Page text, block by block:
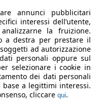
annunci pubblicitari
interessi dell’utente,
la fruizione.
a destra per prestare il
ad autorizzazione
personali oppure sul
selezionare i cookie in
dei dati personali
a legittimi interessi.
cliccare qui.